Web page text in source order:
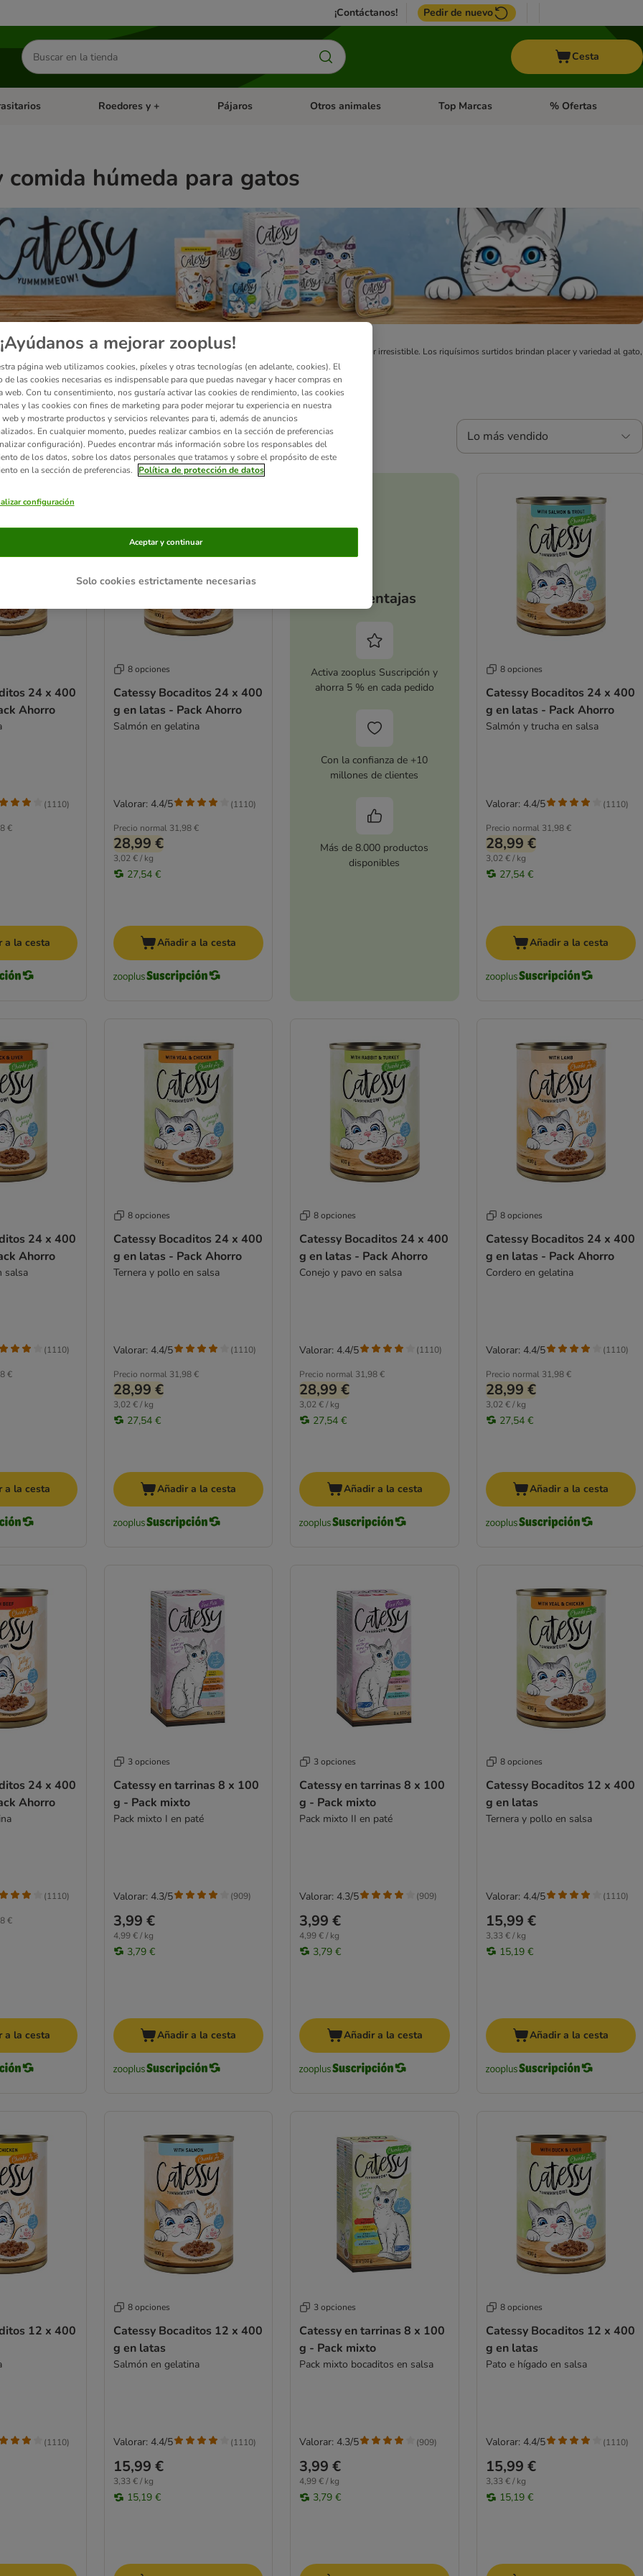
¡Contáctanos! Pedir de nuevo
Buscar
productos
Cesta
abierto: Dieta Vet.Menú de categoria abierto: Antiparasitarios
Roedores y + Menú de categoria abierto: Roedores y +
Pájaros Menú de categoria abierto: Pájaros
Otros animales Menú de categoria abierto: Otros animales
Top Marcas Menú de categoria
% Ofertas
comida húmeda para gatos
gatos Catessy contiene todo lo que un gato necesita para llevar una vida sana, y tiene un sabor irresistible. Los riquísimos surtidos brindan placer y variedad al gato,
. ¿Ya conoces lossnacks Catessy? ¡Pruébalos!
Lo más vendido
been changed
24 x 400
Ahorro
€
(1110)
a la cesta
8 opciones
Catessy Bocaditos 24 x 400
g en latas - Pack Ahorro
Salmón en gelatina
Precio normal 31,98 €
28,99 €
3,02 € / kg
27,54 €
Valorar: 4.4/5 (1110)
Añadir a la cesta
Tus ventajas
Activa zooplus Suscripción y
ahorra 5 % en cada pedido
Con la confianza de +10
millones de clientes
Más de 8.000 productos
disponibles
8 opciones
Catessy Bocaditos 24 x 400
g en latas - Pack Ahorro
Salmón y trucha en salsa
Precio normal 31,98 €
28,99 €
3,02 € / kg
27,54 €
Valorar: 4.4/5 (1110)
Añadir a la cesta
24 x 400
Ahorro
salsa
€
(1110)
a la cesta
8 opciones
Catessy Bocaditos 24 x 400
g en latas - Pack Ahorro
Ternera y pollo en salsa
Precio normal 31,98 €
28,99 €
3,02 € / kg
27,54 €
Valorar: 4.4/5 (1110)
Añadir a la cesta
8 opciones
Catessy Bocaditos 24 x 400
g en latas - Pack Ahorro
Conejo y pavo en salsa
Precio normal 31,98 €
28,99 €
3,02 € / kg
27,54 €
Valorar: 4.4/5 (1110)
Añadir a la cesta
8 opciones
Catessy Bocaditos 24 x 400
g en latas - Pack Ahorro
Cordero en gelatina
Precio normal 31,98 €
28,99 €
3,02 € / kg
27,54 €
Valorar: 4.4/5 (1110)
Añadir a la cesta
24 x 400
Ahorro
€
(1110)
a la cesta
3 opciones
Catessy en tarrinas 8 x 100
g - Pack mixto
Pack mixto I en paté
3,99 €
4,99 € / kg
3,79 €
Valorar: 4.3/5 (909)
Añadir a la cesta
3 opciones
Catessy en tarrinas 8 x 100
g - Pack mixto
Pack mixto II en paté
3,99 €
4,99 € / kg
3,79 €
Valorar: 4.3/5 (909)
Añadir a la cesta
8 opciones
Catessy Bocaditos 12 x 400
g en latas
Ternera y pollo en salsa
15,99 €
3,33 € / kg
15,19 €
Valorar: 4.4/5 (1110)
Añadir a la cesta
12 x 400
(1110)
8 opciones
Catessy Bocaditos 12 x 400
g en latas
Salmón en gelatina
15,99 €
3,33 € / kg
15,19 €
Valorar: 4.4/5 (1110)
3 opciones
Catessy en tarrinas 8 x 100
g - Pack mixto
Pack mixto bocaditos en salsa
3,99 €
4,99 € / kg
3,79 €
Valorar: 4.3/5 (909)
8 opciones
Catessy Bocaditos 12 x 400
g en latas
Pato e hígado en salsa
15,99 €
3,33 € / kg
15,19 €
Valorar: 4.4/5 (1110)
¡Ayúdanos a mejorar zooplus!
página web utilizamos cookies, píxeles y otras tecnologías (en adelante, cookies). El
de las cookies necesarias es indispensable para que puedas navegar y hacer compras en
web. Con tu consentimiento, nos gustaría activar las cookies de rendimiento, las cookies
y las cookies con fines de marketing para poder mejorar tu experiencia en nuestra
web y mostrarte productos y servicios relevantes para ti, además de anuncios
En cualquier momento, puedes realizar cambios en la sección de preferencias
configuración). Puedes encontrar más información sobre los responsables del
de los datos, sobre los datos personales que tratamos y sobre el propósito de este
en la sección de preferencias.
Política de protección de datos
configuración
Solo cookies estrictamente necesarias
Aceptar y continuar